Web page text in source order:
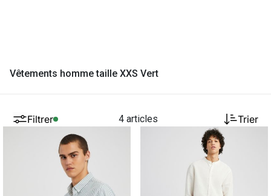
Vêtements homme taille XXS Vert
Filtrer 4 articles Trier